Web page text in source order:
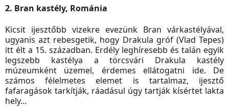
2. Bran kastély, Románia
Kicsit ijesztőbb vizekre evezünk Bran várkastélyával,
ugyanis azt rebesgetik, hogy Drakula gróf (Vlad Tepes)
itt élt a 15. században. Erdély leghíresebb és talán egyik
legszebb kastélya a törcsvári Drakula kastély
múzeumként üzemel, érdemes ellátogatni ide. De
számos félelmetes elemet is tartalmaz, ijesztő
fafaragások tarkítják, ráadásul úgy tartják kísértet lakta
hely...